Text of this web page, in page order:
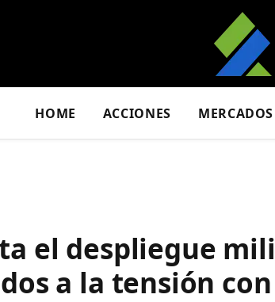
HOME ACCIONES MERCADOS
el despliegue
a la tensión